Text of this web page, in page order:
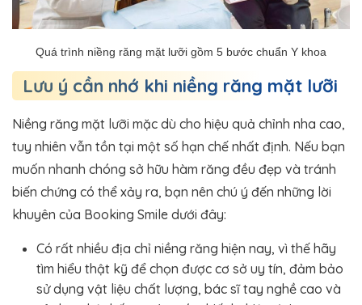
Quá trình niềng răng mặt lưỡi gồm 5 bước chuẩn Y khoa
Lưu ý cần nhớ khi niềng răng mặt lưỡi
Niềng răng mặt lưỡi mặc dù cho hiệu quả chỉnh nha cao,
tuy nhiên vẫn tồn tại một số hạn chế nhất định. Nếu bạn
muốn nhanh chóng sở hữu hàm răng đều đẹp và tránh
biến chứng có thể xảy ra, bạn nên chú ý đến những lời
khuyên của Booking Smile dưới đây:
Có rất nhiều địa chỉ niềng răng hiện nay, vì thế hãy
tìm hiểu thật kỹ để chọn được cơ sở uy tín, đảm bảo
sử dụng vật liệu chất lượng, bác sĩ tay nghề cao và